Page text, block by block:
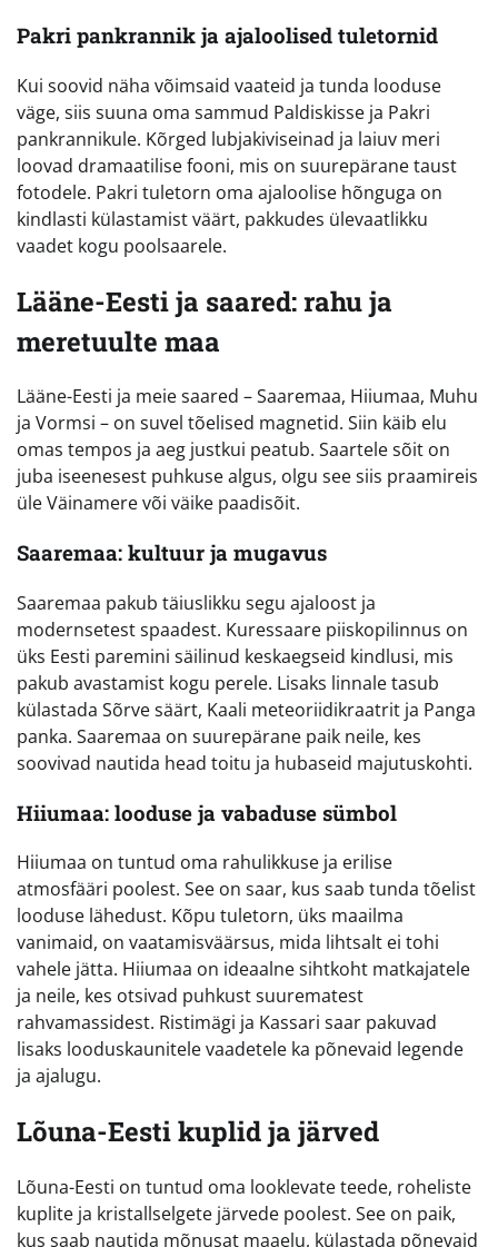
Pakri pankrannik ja ajaloolised tuletornid
Kui soovid näha võimsaid vaateid ja tunda looduse
väge, siis suuna oma sammud Paldiskisse ja Pakri
pankrannikule. Kõrged lubjakiviseinad ja laiuv meri
loovad dramaatilise fooni, mis on suurepärane taust
fotodele. Pakri tuletorn oma ajaloolise hõnguga on
kindlasti külastamist väärt, pakkudes ülevaatlikku
vaadet kogu poolsaarele.
Lääne-Eesti ja saared: rahu ja
meretuulte maa
Lääne-Eesti ja meie saared – Saaremaa, Hiiumaa, Muhu
ja Vormsi – on suvel tõelised magnetid. Siin käib elu
omas tempos ja aeg justkui peatub. Saartele sõit on
juba iseenesest puhkuse algus, olgu see siis praamireis
üle Väinamere või väike paadisõit.
Saaremaa: kultuur ja mugavus
Saaremaa pakub täiuslikku segu ajaloost ja
modernsetest spaadest. Kuressaare piiskopilinnus on
üks Eesti paremini säilinud keskaegseid kindlusi, mis
pakub avastamist kogu perele. Lisaks linnale tasub
külastada Sõrve säärt, Kaali meteoriidikraatrit ja Panga
panka. Saaremaa on suurepärane paik neile, kes
soovivad nautida head toitu ja hubaseid majutuskohti.
Hiiumaa: looduse ja vabaduse sümbol
Hiiumaa on tuntud oma rahulikkuse ja erilise
atmosfääri poolest. See on saar, kus saab tunda tõelist
looduse lähedust. Kõpu tuletorn, üks maailma
vanimaid, on vaatamisväärsus, mida lihtsalt ei tohi
vahele jätta. Hiiumaa on ideaalne sihtkoht matkajatele
ja neile, kes otsivad puhkust suurematest
rahvamassidest. Ristimägi ja Kassari saar pakuvad
lisaks looduskaunitele vaadetele ka põnevaid legende
ja ajalugu.
Lõuna-Eesti kuplid ja järved
Lõuna-Eesti on tuntud oma looklevate teede, roheliste
kuplite ja kristallselgete järvede poolest. See on paik,
kus saab nautida mõnusat maaelu, külastada põnevaid